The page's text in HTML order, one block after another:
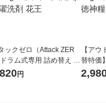
ックゼロ（Attack ZER
ラム式専用 詰め替え メ
ャンボ 2300g 1セット
個入) 洗濯洗剤 花王
円
【ア
替特価
し 無洗
米 木